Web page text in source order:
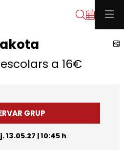
Cerca
a 16€
GRUP
13.05.27 |10:45 h